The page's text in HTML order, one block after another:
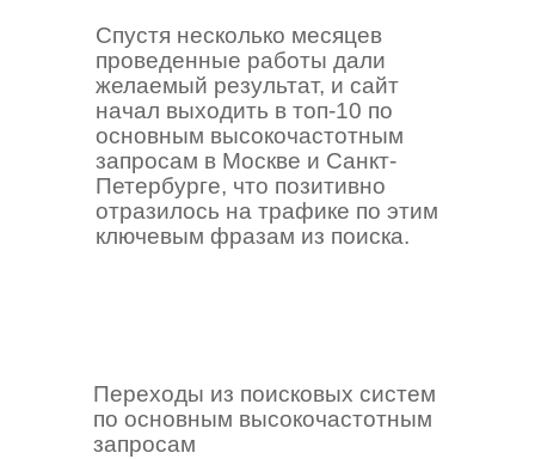
Спустя несколько месяцев
проведенные работы дали
желаемый результат, и сайт
начал выходить в топ-10 по
основным высокочастотным
запросам в Москве и Санкт-
Петербурге, что позитивно
отразилось на трафике по этим
ключевым фразам из поиска.
Переходы из поисковых систем
по основным высокочастотным
запросам